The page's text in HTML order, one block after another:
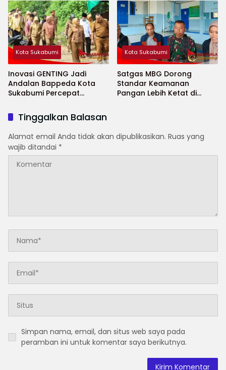
Kota Sukabumi
Inovasi GENTING Jadi
Andalan Bappeda Kota
Sukabumi Percepat
Kota Sukabumi
Satgas MBG Dorong
Standar Keamanan
Pangan Lebih Ketat di
Tinggalkan Balasan
Alamat email Anda tidak akan dipublikasikan. Ruas yang
wajib ditandai *
Simpan nama, email, dan situs web saya pada
peramban ini untuk komentar saya berikutnya.